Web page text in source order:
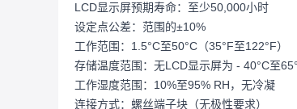
LCD显示屏预期寿命：至少50,000小时
设定点公差：范围的±10%
工作范围：1.5°C至50°C（35°F至122°F）
存储温度范围：无LCD显示屏为 - 40°C至
工作湿度范围：10%至95% RH，无冷凝
连接方式：螺丝端子块（无极性要求）